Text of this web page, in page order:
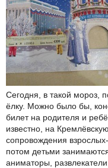
Сегодня, в такой мороз,
ёлку. Можно было бы,
билет на родителя и
известно, на
сопровождения
потом детьми
аниматоры,